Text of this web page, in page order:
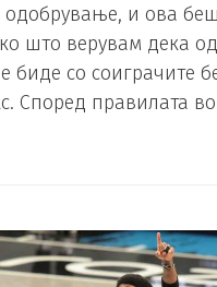
одобрување, и ова
што верувам дека
биде со соиграчите
Според правилата